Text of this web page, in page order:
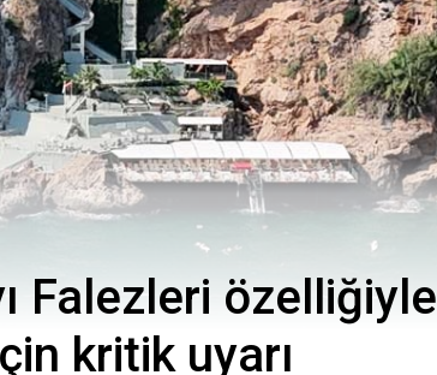
Falezleri özelliğiyle
kritik uyarı